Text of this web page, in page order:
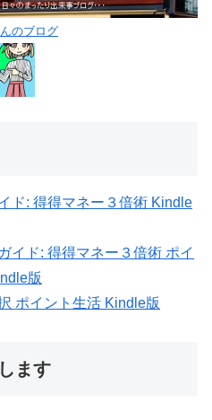
のブログ
ド: 得得マネー３倍術 Kindle
イド: 得得マネー３倍術 ポイ
版
ポイント生活 Kindle版
ます